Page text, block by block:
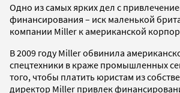
Одно из самых ярких дел с
финансирования – иск маленькой
компании Miller к американской
В 2009 году Miller обвинила
спецтехники в краже промышленных
того, чтобы платить юристам из
директор Miller привлек